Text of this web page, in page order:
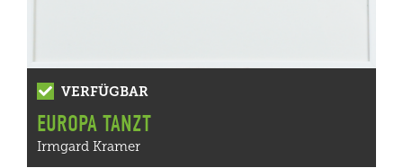
VERFÜGBAR
EUROPA TANZT
Irmgard Kramer